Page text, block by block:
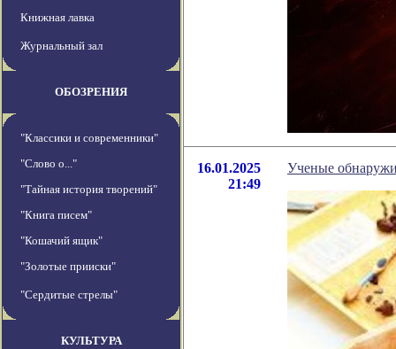
Книжная лавка
Журнальный зал
ОБОЗРЕНИЯ
"Классики и современники"
"Слово о..."
"Тайная история творений"
"Книга писем"
"Кошачий ящик"
"Золотые прииски"
"Сердитые стрелы"
КУЛЬТУРА
16.01.2025
21:49
Ученые